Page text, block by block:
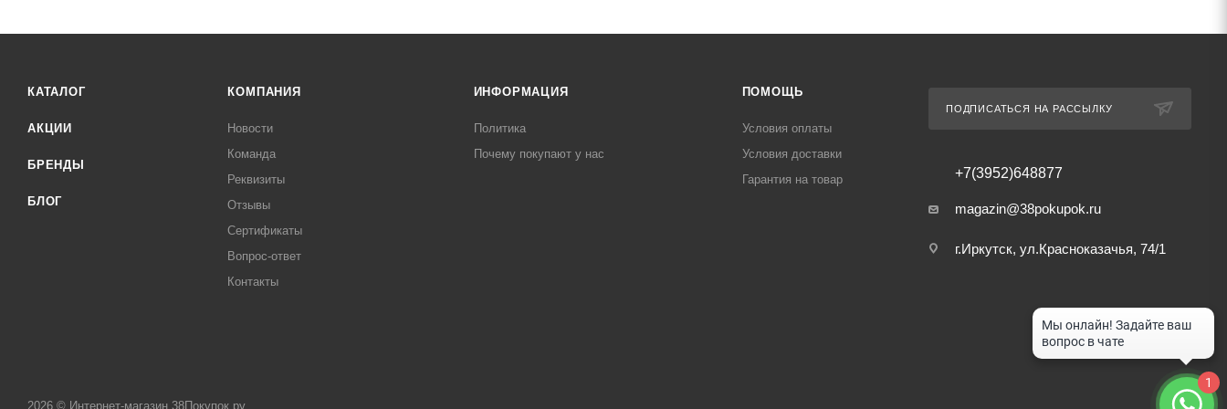
КАТАЛОГ
АКЦИИ
БРЕНДЫ
БЛОГ
КОМПАНИЯ
Новости
Команда
Реквизиты
Отзывы
Сертификаты
Вопрос-ответ
Контакты
ИНФОРМАЦИЯ
Политика
Почему покупают у нас
ПОМОЩЬ
Условия оплаты
Условия доставки
Гарантия на товар
ПОДПИСАТЬСЯ НА РАССЫЛКУ
+7(3952)648877
magazin@38pokupok.ru
г.Иркутск, ул.Красноказачья, 74/1
2026 © Интернет-магазин 38Покупок.ру
1